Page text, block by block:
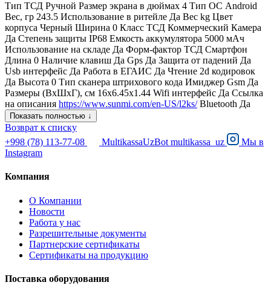
Тип ТСД Ручной Размер экрана в дюймах 4 Тип ОС Android
Вес, гр 243.5 Использование в ритейле Да Вес kg Цвет
корпуса Черный Ширина 0 Класс ТСД Коммерческий Камера
Да Степень защиты IP68 Емкость аккумулятора 5000 мАч
Использование на складе Да Форм-фактор ТСД Смартфон
Длина 0 Наличие клавиш Да Gps Да Защита от падений Да
Usb интерфейс Да Работа в ЕГАИС Да Чтение 2d кодировок
Да Высота 0 Тип сканера штрихового кода Имиджер Gsm Да
Размеры (ВxШxГ), см 16х6.45х1.44 Wifi интерфейс Да Ссылка
на описания https://www.sunmi.com/en-US/l2ks/Bluetooth Да
Показать полностью ↓
Возврат к списку
+998 (78) 113-77-08
MultikassaUzBot multikassa_uz
Мы в
Instagram
Компания
О Компании
Новости
Работа у нас
Разрешительные документы
Партнерские сертификаты
Сертификаты на продукцию
Поставка оборудования